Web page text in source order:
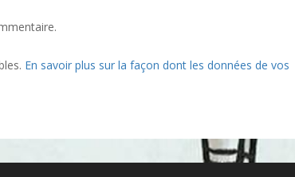
En savoir plus sur la façon dont les données de vos